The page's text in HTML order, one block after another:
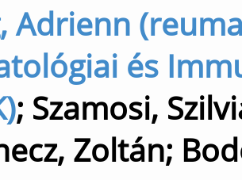
Adrienn
és
; Szamosi,
Zoltán;